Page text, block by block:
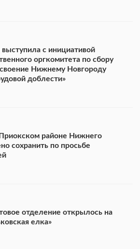
выступила с инициативой
оргкомитета по сбору
Нижнему Новгороду
доблести»
районе Нижнего
сохранить по просьбе
отделение открылось на
елка»